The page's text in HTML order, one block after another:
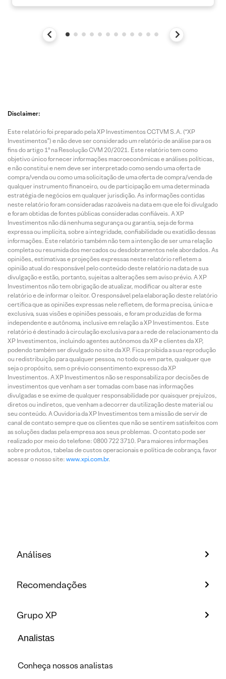
Disclaimer:
Este relatório foi preparado pela XP Investimentos CCTVM S.A. (“XP
Investimentos”) e não deve ser considerado um relatório de análise para os
fins do artigo 1º na Resolução CVM 20/2021. Este relatório tem como
objetivo único fornecer informações macroeconômicas e análises políticas,
e não constitui e nem deve ser interpretado como sendo uma oferta de
compra/venda ou como uma solicitação de uma oferta de compra/venda de
qualquer instrumento financeiro, ou de participação em uma determinada
estratégia de negócios em qualquer jurisdição. As informações contidas
neste relatório foram consideradas razoáveis na data em que ele foi divulgado
e foram obtidas de fontes públicas consideradas confiáveis. A XP
Investimentos não dá nenhuma segurança ou garantia, seja de forma
expressa ou implícita, sobre a integridade, confiabilidade ou exatidão dessas
informações. Este relatório também não tem a intenção de ser uma relação
completa ou resumida dos mercados ou desdobramentos nele abordados. As
opiniões, estimativas e projeções expressas neste relatório refletem a
opinião atual do responsável pelo conteúdo deste relatório na data de sua
divulgação e estão, portanto, sujeitas a alterações sem aviso prévio. A XP
Investimentos não tem obrigação de atualizar, modificar ou alterar este
relatório e de informar o leitor. O responsável pela elaboração deste relatório
certifica que as opiniões expressas nele refletem, de forma precisa, única e
exclusiva, suas visões e opiniões pessoais, e foram produzidas de forma
independente e autônoma, inclusive em relação a XP Investimentos. Este
relatório é destinado à circulação exclusiva para a rede de relacionamento da
XP Investimentos, incluindo agentes autônomos da XP e clientes da XP,
podendo também ser divulgado no site da XP. Fica proibida a sua reprodução
ou redistribuição para qualquer pessoa, no todo ou em parte, qualquer que
seja o propósito, sem o prévio consentimento expresso da XP
Investimentos. A XP Investimentos não se responsabiliza por decisões de
investimentos que venham a ser tomadas com base nas informações
divulgadas e se exime de qualquer responsabilidade por quaisquer prejuízos,
diretos ou indiretos, que venham a decorrer da utilização deste material ou
seu conteúdo. A Ouvidoria da XP Investimentos tem a missão de servir de
canal de contato sempre que os clientes que não se sentirem satisfeitos com
as soluções dadas pela empresa aos seus problemas. O contato pode ser
realizado por meio do telefone: 0800 722 3710. Para maiores informações
sobre produtos, tabelas de custos operacionais e política de cobrança, favor
acessar o nosso site: www.xpi.com.br.
Análises
Recomendações
Grupo XP
Analistas
Conheça nossos analistas